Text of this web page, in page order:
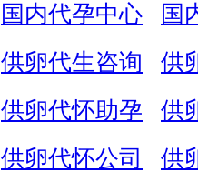
国内代孕中心 国
供卵代生咨询 供
供卵代怀助孕 供
供卵代怀公司 供